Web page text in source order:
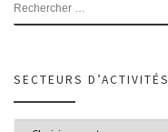
SECTEURS D’ACTIVITÉS